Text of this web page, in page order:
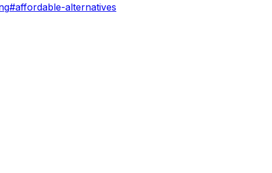
#affordable-alternatives